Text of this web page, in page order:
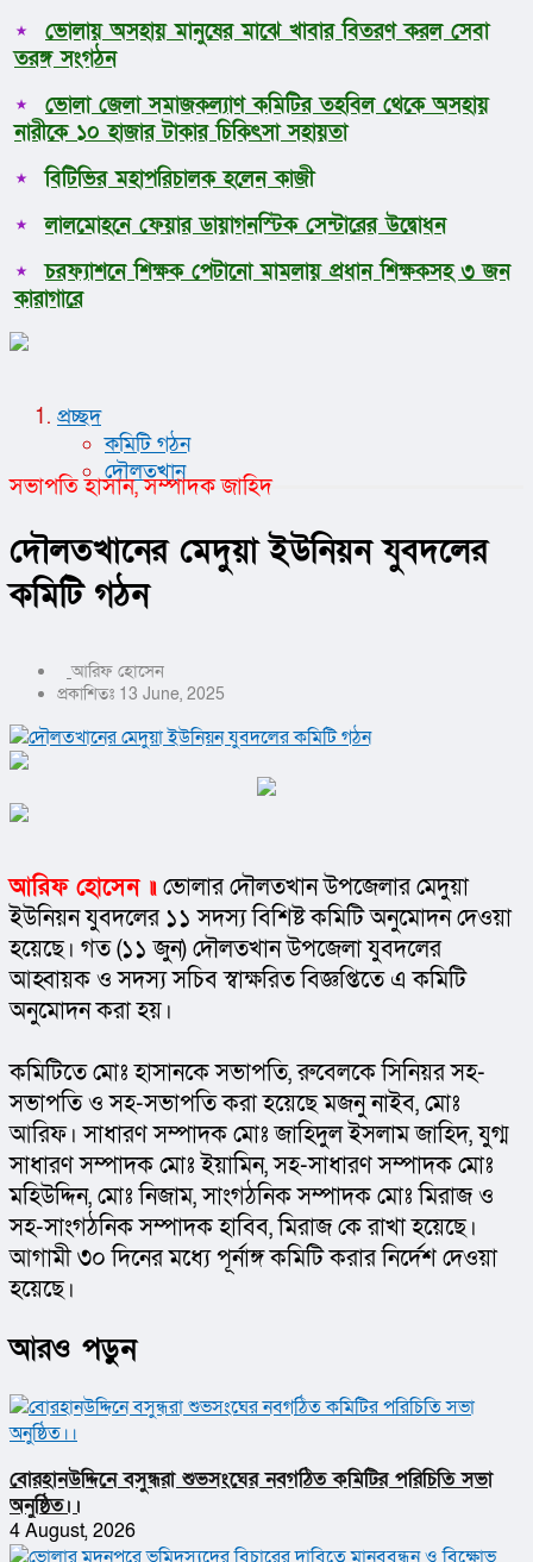
ভোলায় অসহায় মানুষের মাঝে খাবার বিতরণ করল সেবা
তরঙ্গ সংগঠন
ভোলা জেলা সমাজকল্যাণ কমিটির তহবিল থেকে অসহায়
নারীকে ১০ হাজার টাকার চিকিৎসা সহায়তা
বিটিভির মহাপরিচালক হলেন কাজী
লালমোহনে ফেয়ার ডায়াগনস্টিক সেন্টারের উদ্বোধন
চরফ্যাশনে শিক্ষক পেটানো মামলায় প্রধান শিক্ষকসহ ৩ জন
কারাগারে
প্রচ্ছদ
কমিটি গঠন
দৌলতখান
সভাপতি হাসান, সম্পাদক জাহিদ
দৌলতখানের মেদুয়া ইউনিয়ন যুবদলের
কমিটি গঠন
আরিফ হোসেন
প্রকাশিতঃ 13 June, 2025
আরিফ হোসেন ॥ভোলার দৌলতখান উপজেলার মেদুয়া
ইউনিয়ন যুবদলের ১১ সদস্য বিশিষ্ট কমিটি অনুমোদন দেওয়া
হয়েছে। গত (১১ জুন) দৌলতখান উপজেলা যুবদলের
আহ্বায়ক ও সদস্য সচিব স্বাক্ষরিত বিজ্ঞপ্তিতে এ কমিটি
অনুমোদন করা হয়।
কমিটিতে মোঃ হাসানকে সভাপতি, রুবেলকে সিনিয়র সহ-
সভাপতি ও সহ-সভাপতি করা হয়েছে মজনু নাইব, মোঃ
আরিফ। সাধারণ সম্পাদক মোঃ জাহিদুল ইসলাম জাহিদ, যুগ্ম
সাধারণ সম্পাদক মোঃ ইয়ামিন, সহ-সাধারণ সম্পাদক মোঃ
মহিউদ্দিন, মোঃ নিজাম, সাংগঠনিক সম্পাদক মোঃ মিরাজ ও
সহ-সাংগঠনিক সম্পাদক হাবিব, মিরাজ কে রাখা হয়েছে।
আগামী ৩০ দিনের মধ্যে পূর্নাঙ্গ কমিটি করার নির্দেশ দেওয়া
হয়েছে।
আরও পড়ুন
বোরহানউদ্দিনে বসুন্ধরা শুভসংঘের নবগঠিত কমিটির পরিচিতি সভা
অনুষ্ঠিত।।
4 August, 2026